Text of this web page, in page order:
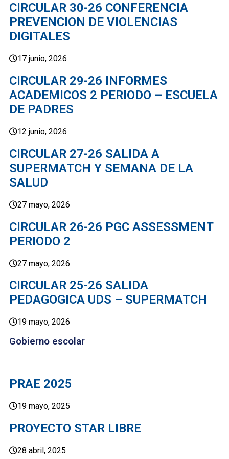
CIRCULAR 30-26 CONFERENCIA
PREVENCION DE VIOLENCIAS
DIGITALES
17 junio, 2026
CIRCULAR 29-26 INFORMES
ACADEMICOS 2 PERIODO – ESCUELA
DE PADRES
12 junio, 2026
CIRCULAR 27-26 SALIDA A
SUPERMATCH Y SEMANA DE LA
SALUD
27 mayo, 2026
CIRCULAR 26-26 PGC ASSESSMENT
PERIODO 2
27 mayo, 2026
CIRCULAR 25-26 SALIDA
PEDAGOGICA UDS – SUPERMATCH
19 mayo, 2026
Gobierno escolar
PRAE 2025
19 mayo, 2025
PROYECTO STAR LIBRE
28 abril, 2025